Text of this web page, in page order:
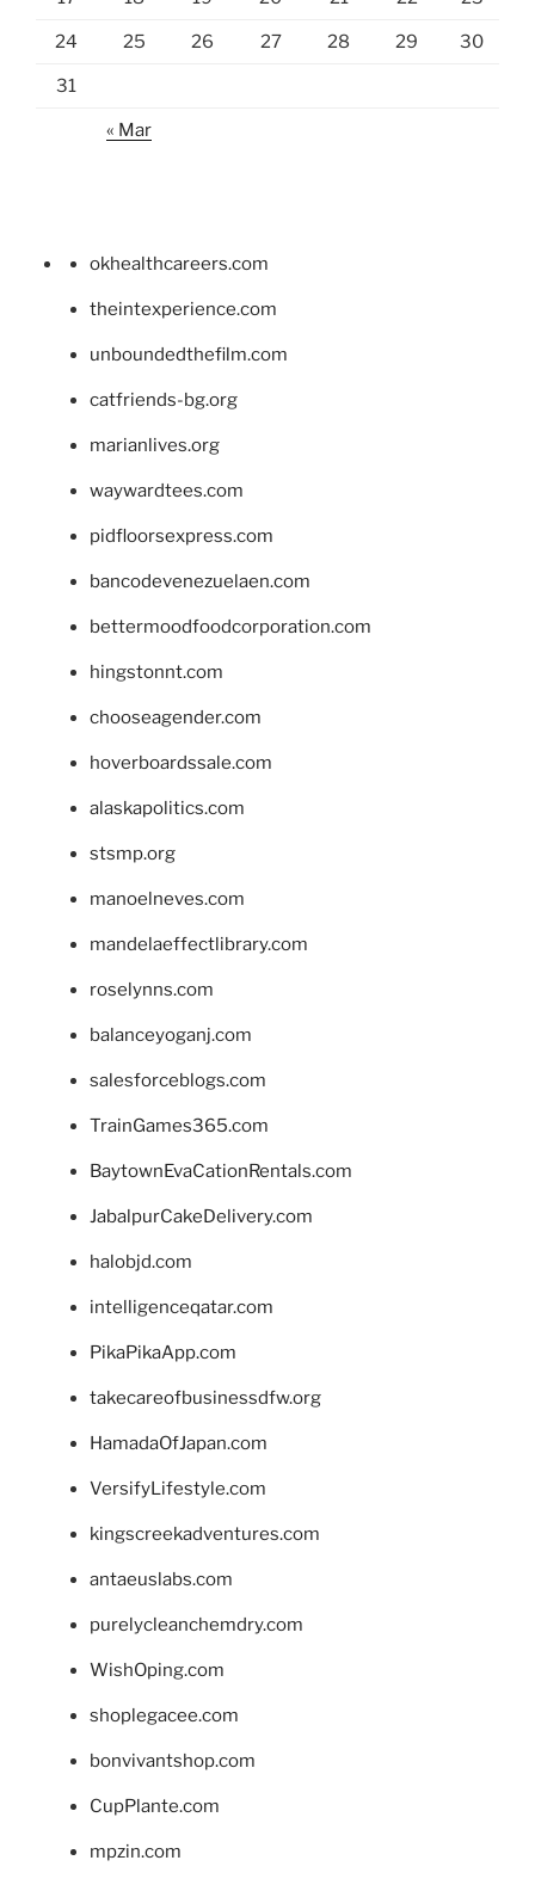
24 25 26 27 28 29 30
31
« Mar
okhealthcareers.com
theintexperience.com
unboundedthefilm.com
catfriends-bg.org
marianlives.org
waywardtees.com
pidfloorsexpress.com
bancodevenezuelaen.com
bettermoodfoodcorporation.com
hingstonnt.com
chooseagender.com
hoverboardssale.com
alaskapolitics.com
stsmp.org
manoelneves.com
mandelaeffectlibrary.com
roselynns.com
balanceyoganj.com
salesforceblogs.com
TrainGames365.com
BaytownEvaCationRentals.com
JabalpurCakeDelivery.com
halobjd.com
intelligenceqatar.com
PikaPikaApp.com
takecareofbusinessdfw.org
HamadaOfJapan.com
VersifyLifestyle.com
kingscreekadventures.com
antaeuslabs.com
purelycleanchemdry.com
WishOping.com
shoplegacee.com
bonvivantshop.com
CupPlante.com
mpzin.com